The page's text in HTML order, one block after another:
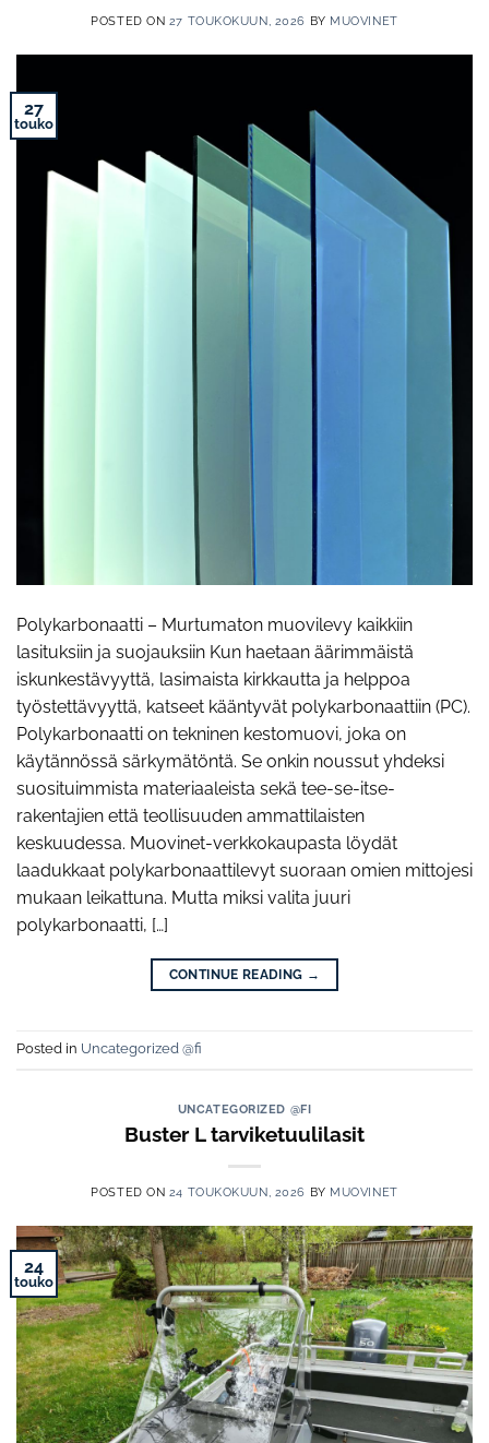
POSTED ON 27 TOUKOKUUN, 2026 BY MUOVINET
27
touko
Polykarbonaatti – Murtumaton muovilevy kaikkiin
lasituksiin ja suojauksiin Kun haetaan äärimmäistä
iskunkestävyyttä, lasimaista kirkkautta ja helppoa
työstettävyyttä, katseet kääntyvät polykarbonaattiin (PC).
Polykarbonaatti on tekninen kestomuovi, joka on
käytännössä särkymätöntä. Se onkin noussut yhdeksi
suosituimmista materiaaleista sekä tee-se-itse-
rakentajien että teollisuuden ammattilaisten
keskuudessa. Muovinet-verkkokaupasta löydät
laadukkaat polykarbonaattilevyt suoraan omien mittojesi
mukaan leikattuna. Mutta miksi valita juuri
polykarbonaatti, […]
CONTINUE READING →
Posted in Uncategorized @fi
UNCATEGORIZED @FI
Buster L tarviketuulilasit
POSTED ON 24 TOUKOKUUN, 2026 BY MUOVINET
24
touko